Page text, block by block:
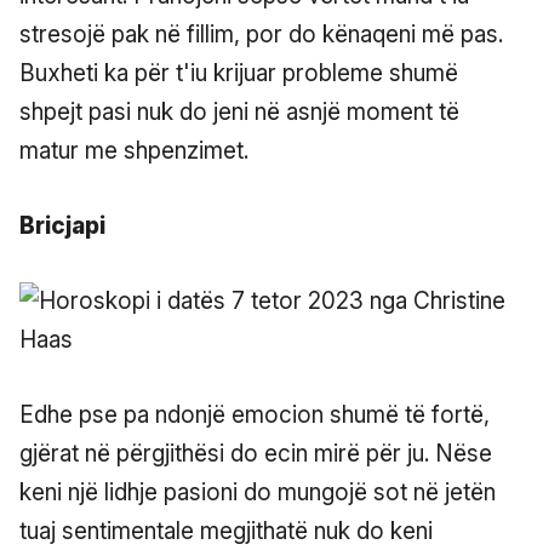
stresojë pak në fillim, por do kënaqeni më pas.
Buxheti ka për t'iu krijuar probleme shumë
shpejt pasi nuk do jeni në asnjë moment të
matur me shpenzimet.
Bricjapi
Edhe pse pa ndonjë emocion shumë të fortë,
gjërat në përgjithësi do ecin mirë për ju. Nëse
keni një lidhje pasioni do mungojë sot në jetën
tuaj sentimentale megjithatë nuk do keni